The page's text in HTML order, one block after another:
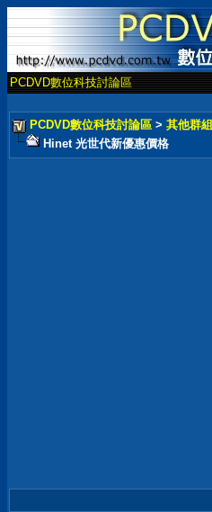
PCDVD數位科技討論區
PCDVD數位科技討論區 > 其他群組
Hinet 光世代新優惠價格